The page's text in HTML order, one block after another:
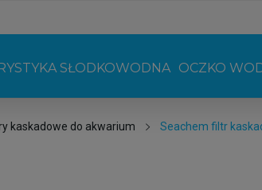
SŁODKOWODNA OCZKO
kaskadowe do akwarium Seachem filtr